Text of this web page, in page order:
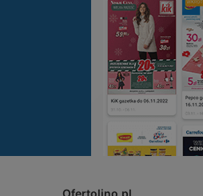
Ofertolino.pl